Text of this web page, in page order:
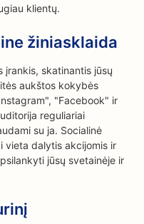
klientų.
žiniasklaida
įrankis, skatinantis jūsų
aukštos kokybės
"Facebook" ir
reguliariai
su ja. Socialinė
vieta dalytis akcijomis ir
jūsų svetainėje ir